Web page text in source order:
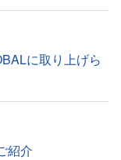
に取り上げら
紹介